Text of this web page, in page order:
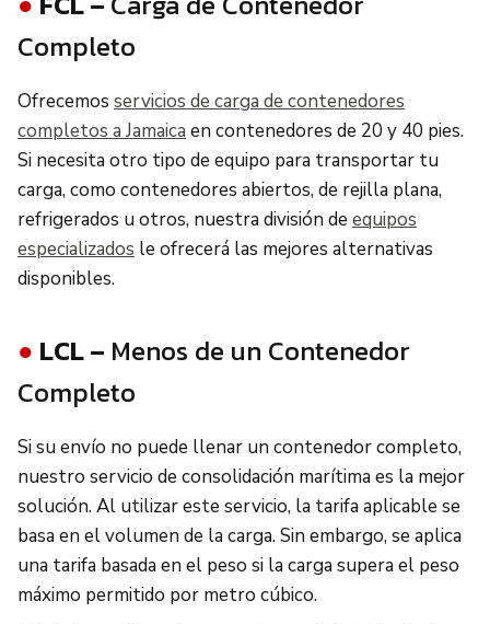
Completo
Ofrecemos servicios de carga de contenedores
completos a Jamaica en contenedores de 20 y 40 pies.
Si necesita otro tipo de equipo para transportar tu
carga, como contenedores abiertos, de rejilla plana,
refrigerados u otros, nuestra división de equipos
especializados le ofrecerá las mejores alternativas
disponibles.
● LCL – Menos de un Contenedor
Completo
Si su envío no puede llenar un contenedor completo,
nuestro servicio de consolidación marítima es la mejor
solución. Al utilizar este servicio, la tarifa aplicable se
basa en el volumen de la carga. Sin embargo, se aplica
una tarifa basada en el peso si la carga supera el peso
máximo permitido por metro cúbico.